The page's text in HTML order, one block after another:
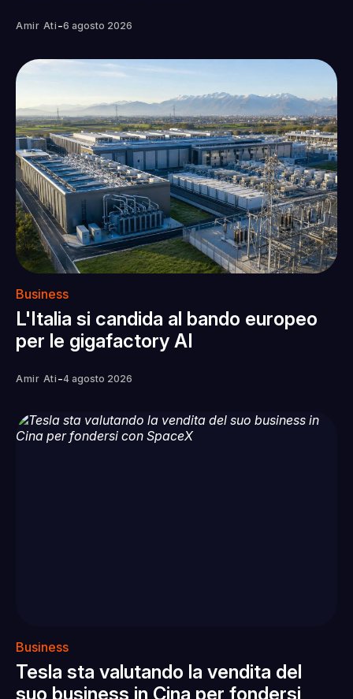
Amir Ati -6 agosto 2026
Business
L'Italia si candida al bando europeo
per le gigafactory AI
Amir Ati -4 agosto 2026
Business
Tesla sta valutando la vendita del
suo business in Cina per fondersi